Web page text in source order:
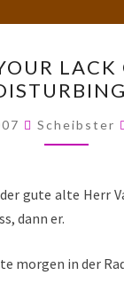
FIND
YOUR
LACK
OF
LACK
Scheibster
gute alte Herr
dann er.
morgen in der